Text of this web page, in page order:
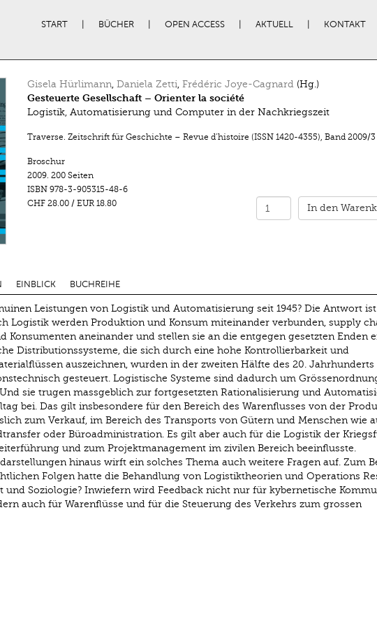
START BÜCHER OPEN ACCESS AKTUELL KONTAKT
Gisela Hürlimann, Daniela Zetti, Frédéric Joye-Cagnard(Hg.)
Gesteuerte Gesellschaft – Orienter la société
Logistik, Automatisierung und Computer in der Nachkriegszeit
Traverse. Zeitschrift für Geschichte – Revue d’histoire (ISSN 1420-4355), Band 2009/3
Broschur
2009. 200 Seiten
ISBN 978-3-905315-48-6
CHF 28.00/ EUR 18.80 In den
EINBLICK BUCHREIHE
Leistungen von Logistik und Automatisierung seit 1945? Die Antwort ist
Logistik werden Produktion und Konsum miteinander verbunden, supply
Konsumenten aneinander und stellen sie an die entgegen gesetzten Enden
Distributionssysteme, die sich durch eine hohe Kontrollierbarkeit und
auszeichnen, wurden in der zweiten Hälfte des 20. Jahrhunderts
gesteuert. Logistische Systeme sind dadurch um
sie trugen massgeblich zur fortgesetzten Rationalisierung und
bei. Das gilt insbesondere für den Bereich des Warenflusses von der
zum Verkauf, im Bereich des Transports von Gütern und Menschen wie
oder Büroadministration. Es gilt aber auch für die Logistik der
und zum Projektmanagement im zivilen Bereich beeinflusste.
hinaus wirft ein solches Thema auch weitere Fragen auf. Zum
Folgen hatte die Behandlung von Logistiktheorien und Operations
und Soziologie? Inwiefern wird Feedback nicht nur für kybernetische
auch für Warenflüsse und für die Steuerung des Verkehrs zum grossen